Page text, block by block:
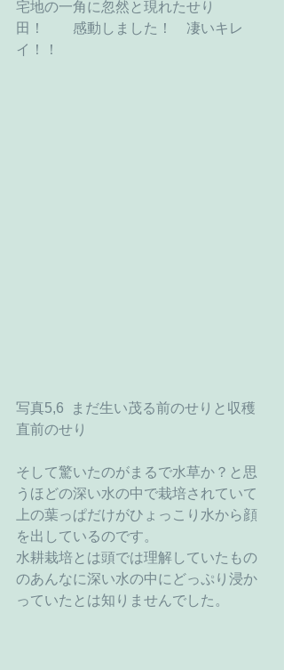
宅地の一角に忽然と現れたせり
田！　　感動しました！　凄いキレ
イ！！
写真5,6  まだ生い茂る前のせりと収穫
直前のせり
そして驚いたのがまるで水草か？と思
うほどの深い水の中で栽培されていて
上の葉っぱだけがひょっこり水から顔
を出しているのです。
水耕栽培とは頭では理解していたもの
のあんなに深い水の中にどっぷり浸か
っていたとは知りませんでした。